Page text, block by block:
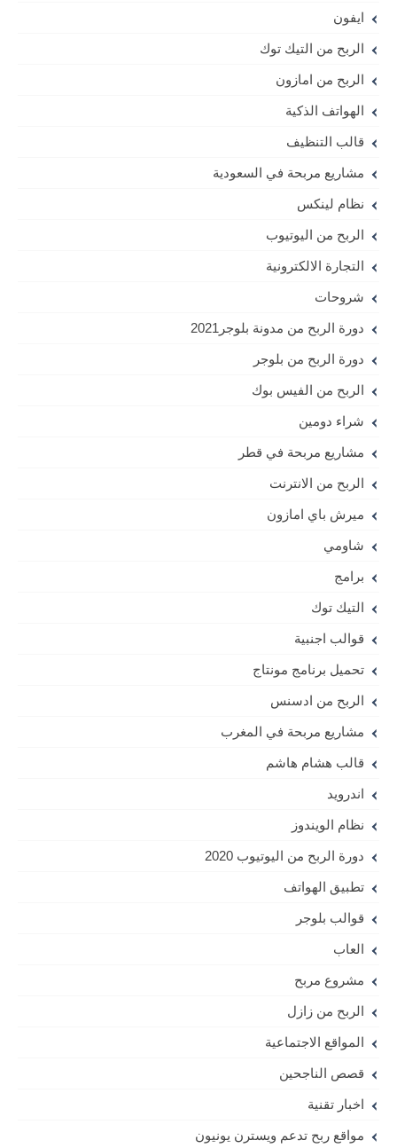
ايفون
الربح من التيك توك
الربح من امازون
الهواتف الذكية
قالب التنظيف
مشاريع مربحة في السعودية
نظام لينكس
الربح من اليوتيوب
التجارة الالكترونية
شروحات
دورة الربح من مدونة بلوجر2021
دورة الربح من بلوجر
الربح من الفيس بوك
شراء دومين
مشاريع مربحة في قطر
الربح من الانترنت
ميرش باي امازون
شاومي
برامج
التيك توك
قوالب اجنبية
تحميل برنامج مونتاج
الربح من ادسنس
مشاريع مربحة في المغرب
قالب هشام هاشم
اندرويد
نظام الويندوز
دورة الربح من اليوتيوب 2020
تطبيق الهواتف
قوالب بلوجر
العاب
مشروع مربح
الربح من زازل
المواقع الاجتماعية
قصص الناجحين
اخبار تقنية
مواقع ربح تدعم ويسترن يونيون